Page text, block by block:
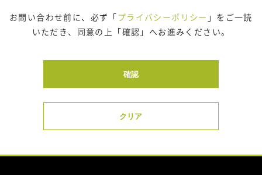
お問い合わせ前に、必ず「 プライバシーポリシー 」をご一読
いただき、同意の上「確認」へお進みください。
確認
クリア